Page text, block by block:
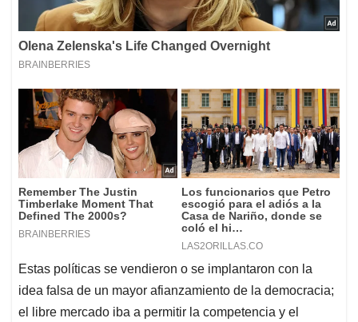
Estas políticas se vendieron o se implantaron con la
idea falsa de un mayor afianzamiento de la democracia;
el libre mercado iba a permitir la competencia y el